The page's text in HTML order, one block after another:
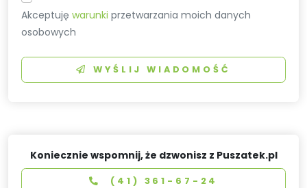
Akceptujęwarunki przetwarzania moich danych
osobowych
WYŚLIJ WIADOMOŚĆ
Koniecznie wspomnij, że dzwonisz z Puszatek.pl
(41) 361-67-24